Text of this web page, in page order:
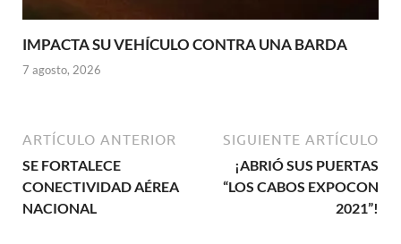
IMPACTA SU VEHÍCULO CONTRA UNA BARDA
7 agosto, 2026
ARTÍCULO ANTERIOR
SE FORTALECE
CONECTIVIDAD AÉREA
NACIONAL
SIGUIENTE ARTÍCULO
¡ABRIÓ SUS PUERTAS
“LOS CABOS EXPOCON
2021”!